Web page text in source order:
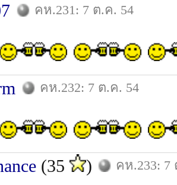
คห.231: 7 ต.ค. 54
คห.232: 7 ต.ค. 54
(35 ) คห.233: 7